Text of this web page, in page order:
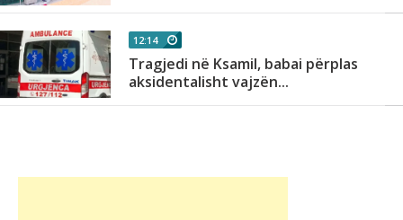
12:14
Tragjedi në Ksamil, babai përplas
aksidentalisht vajzën...